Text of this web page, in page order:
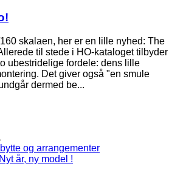
skalaen, her er en lille nyhed: The
til stede i HO-kataloget tilbyder
ubestridelige fordele: dens lille
Det giver også "en smule
dermed be...
og arrangementer
år, ny model !